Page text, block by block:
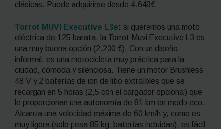
clásicas. Puede adquirirse desde 4.649€
Torrot MUVI Executive L3e: si queremos una moto
eléctrica de 125 barata, la Torrot Muvi Executive L3 es
una muy buena opción (2.230 €). Con un diseño
informal, es una motocicleta muy práctica para la
ciudad, cómoda y silenciosa. Tiene un motor Brushless
48 V y 2 baterías de ion de litio extraíbles que se
recargan en 5 horas (2,5 con el cargador opcional) que
le proporcionan una autonomía de 81 km en modo eco.
Alcanza una velocidad máxima de 60 km/h y, como es
muy ligera (solo pesa 85 kg, baterías incluidas), es fácil